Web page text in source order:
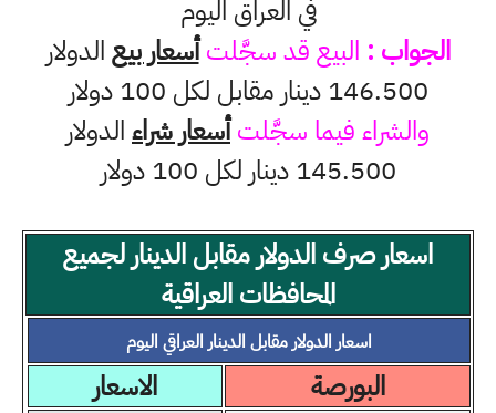
في العراق اليوم
الجواب : البيع قد سجَّلت أسعار بيعالدولار
146.500 دينار مقابل لكل 100 دولار
والشراء فيما سجَّلتأسعار شراءالدولار
145.500 دينار لكل 100 دولار
اسعار صرف الدولار مقابل الدينار لجميع
المحافظات العراقية
اسعار الدولار مقابل الدينار العراقي اليوم
البورصة الاسعار